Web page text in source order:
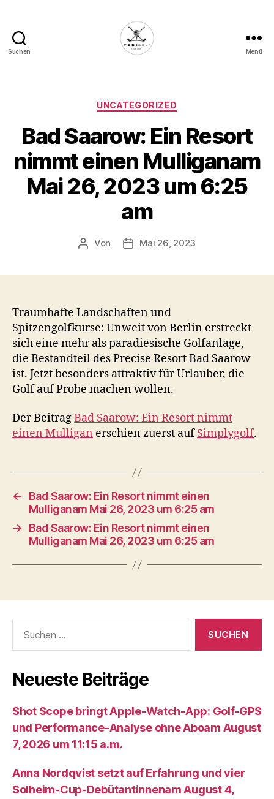
Suchen
Deine
Plattform
für
Golfbegeisterte!
Menü
Kategorien
UNCATEGORIZED
Bad Saarow: Ein Resort
nimmt einen Mulliganam
Mai 26, 2023 um 6:25
am
Beitragsautor
Von Veröffentlichungsdatum
Mai 26, 2023
Traumhafte Landschaften und
Spitzengolfkurse: Unweit von Berlin erstreckt
sich eine mehr als paradiesische Golfanlage,
die Bestandteil des Precise Resort Bad Saarow
ist. Jetzt besonders attraktiv für Urlauber, die
Golf auf Probe machen wollen.
Der BeitragBad Saarow: Ein Resort nimmt
einen Mulligan erschien zuerst aufSimplygolf.
←
Bad Saarow: Ein Resort nimmt einen
Mulliganam Mai 26, 2023 um 6:25 am
→
Bad Saarow: Ein Resort nimmt einen
Mulliganam Mai 26, 2023 um 6:25 am
nach:
Neueste Beiträge
Shot Scope bringt Apple-Watch-App: Golf-GPS
und Performance-Analyse ohne Aboam August
7, 2026 um 11:15 a.m.
Anna Nordqvist setzt auf Erfahrung und vier
Solheim-Cup-Debütantinnenam August 4,